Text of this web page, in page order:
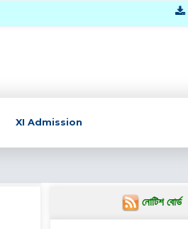
XI Admission
নোটিশ বোর্ড